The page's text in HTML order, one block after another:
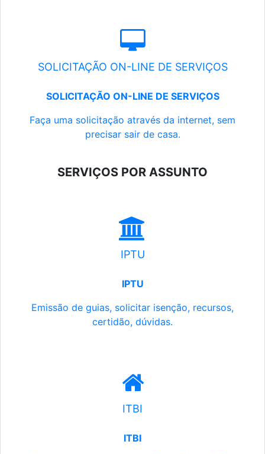
SOLICITAÇÃO ON-LINE DE SERVIÇOS
SOLICITAÇÃO ON-LINE DE SERVIÇOS
Faça uma solicitação através da internet, sem
precisar sair de casa.
SERVIÇOS POR ASSUNTO
IPTU
IPTU
Emissão de guias, solicitar isenção, recursos,
certidão, dúvidas.
ITBI
ITBI